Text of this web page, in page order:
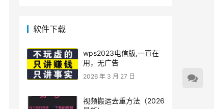
软件下载
wps2023电信版,一直在
用，无广告
2026 年 3 月 27 日
视频搬运去重方法（2026